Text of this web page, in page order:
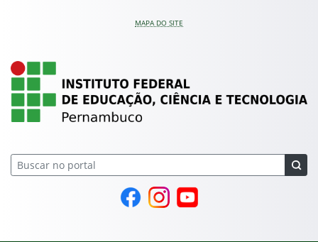
MAPA DO SITE
IFPE – Instituto
Página do Facebook
Perfil no Instagram
Canal no YouTube